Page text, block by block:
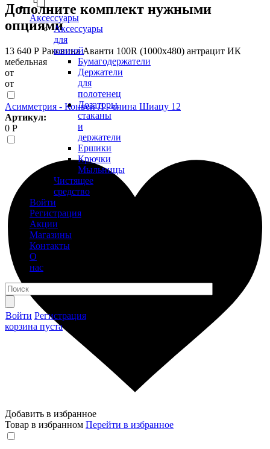
Аксессуары
Аксессуары
для
ванной
Бумагодержатели
Держатели
для
полотенец
Дозаторы,
стаканы
и
держатели
Ершики
Крючки
Мыльницы
Чистящее
средство
Войти
Регистрация
Акции
Магазины
Контакты
О
нас
Войти Регистрация
корзина пуста
Дополните комплект нужными
опциями
13 640 Р Раковина Аванти 100R (1000х480) антрацит ИК
мебельная
от
от
Асимметрия - Конвей Л - спина Шиацу 12
Артикул:
0 Р
Добавить в избранное
Товар в избранном Перейти в избранное